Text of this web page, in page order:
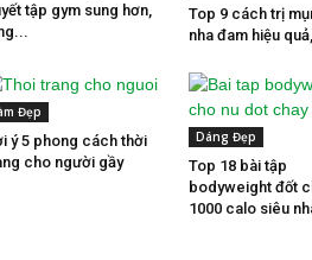
tập gym sung hơn,
Top 9 cách trị
nha đam hiệu
Đẹp
ý 5 phong cách thời
cho người gầy
Dáng Đẹp
Top 18 bài tập
bodyweight đốt
1000 calo siêu